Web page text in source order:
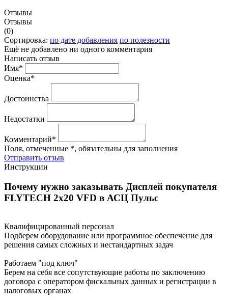
Отзывы
Отзывы
(0)
Сортировка: по дате добавления по полезности
Ещё не добавлено ни одного комментария
Написать отзыв
Имя*
Оценка*
Достоинства
Недостатки
Комментарий*
Поля, отмеченные *, обязательны для заполнения
Отправить отзыв
Инструкции
Почему нужно заказывать Дисплей покупателя
FLYTECH 2x20 VFD в АСЦ Пульс
Квалифицированный персонал
Подберем оборудование или программное обеспечение для
решения самых сложных и нестандартных задач
Работаем "под ключ"
Берем на себя все сопутствующие работы по заключению
договора с оператором фискальных данных и регистрации в
налоговых органах